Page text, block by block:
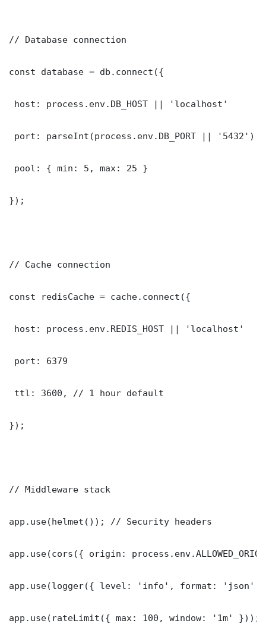
// Database connection
const database = db.connect({
host: process.env.DB_HOST || 'localhost'
port: parseInt(process.env.DB_PORT || '5432')
pool: { min: 5, max: 25 }
});
// Cache connection
const redisCache = cache.connect({
host: process.env.REDIS_HOST || 'localhost'
port: 6379
ttl: 3600, // 1 hour default
});
// Middleware stack
app.use(helmet()); // Security headers
app.use(cors({ origin:
app.use(logger({ level: 'info', format: 'json'
app.use(rateLimit({ max: 100, window: '1m' }));